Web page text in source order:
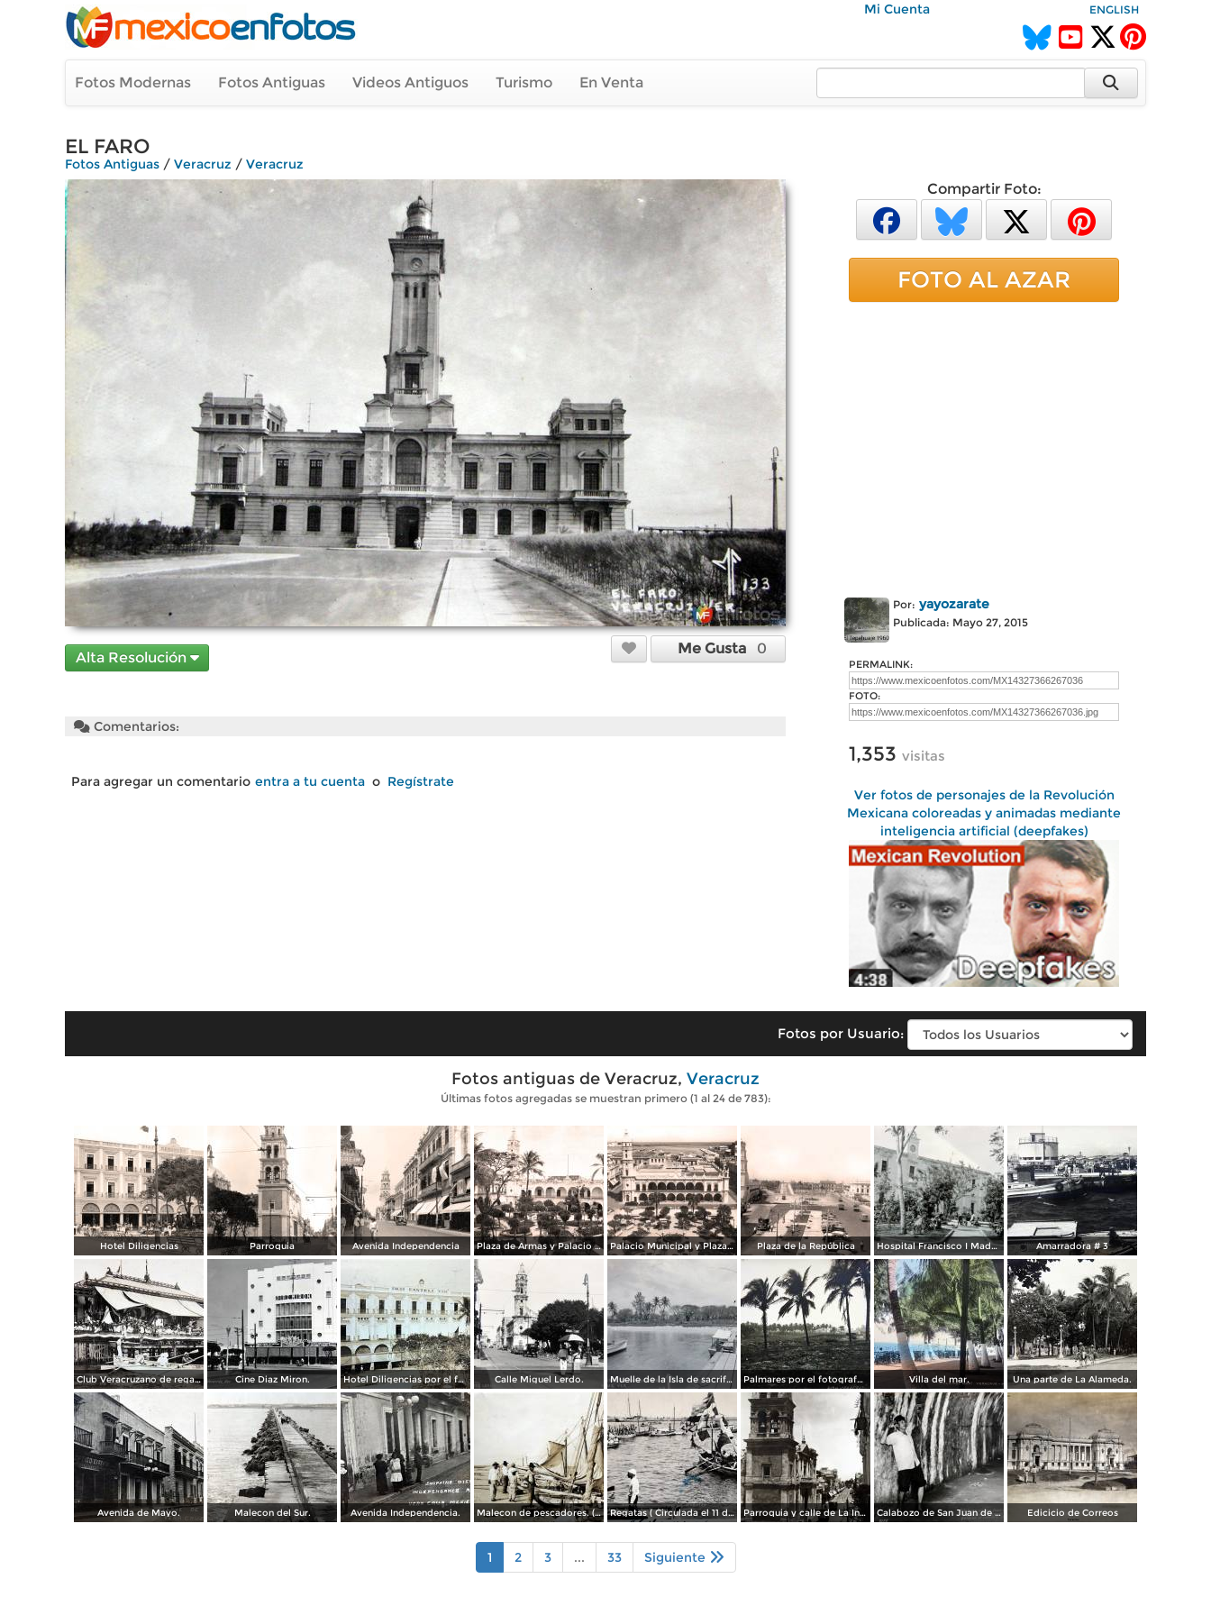
Mi Cuenta ENGLISH
Fotos Modernas Fotos Antiguas Videos Antiguos Turismo En Venta
EL FARO
Fotos Antiguas / Veracruz / Veracruz
Alta Resolución
Me Gusta 0
Comentarios:
Para agregar un comentario entra a tu cuenta o Regístrate
Compartir Foto:
FOTO AL AZAR
Por: yayozarate
Publicada: Mayo 27, 2015
PERMALINK:
FOTO:
1,353 visitas
Ver fotos de personajes de la Revolución
Mexicana coloreadas y animadas mediante
inteligencia artificial (deepfakes)
Fotos por Usuario:
Fotos antiguas de Veracruz, Veracruz
Últimas fotos agregadas se muestran primero (1 al 24 de 783):
Hotel Diligencias Parroquia Avenida Independencia Plaza de Armas y Palacio Municipal Palacio Municipal y Plaza de Armas Plaza de la República Hospital Francisco I Madero. Amarradora # 3
Club Veracruzano de regatas. Cine Diaz Miron. Hotel Diligencias por el fotografo Walter E Hadsell. ( Circulada el 17 de Febrero de 1914 ). Calle Miguel Lerdo. Muelle de la Isla de sacrificios. Palmares por el fotografo Hugo Brehme. Villa del mar. Una parte de La Alameda.
Avenida de Mayo. Malecon del Sur. Avenida Independencia. Malecon de pescadores. ( Circulada el 12 de Agosto de 1911 ). Regatas ( Circulada el 11 de Abril de 1926 ). Parroquia y calle de La Independencia. Calabozo de San Juan de Ulua. Edicicio de Correos
1 2 3 ... 33 Siguiente